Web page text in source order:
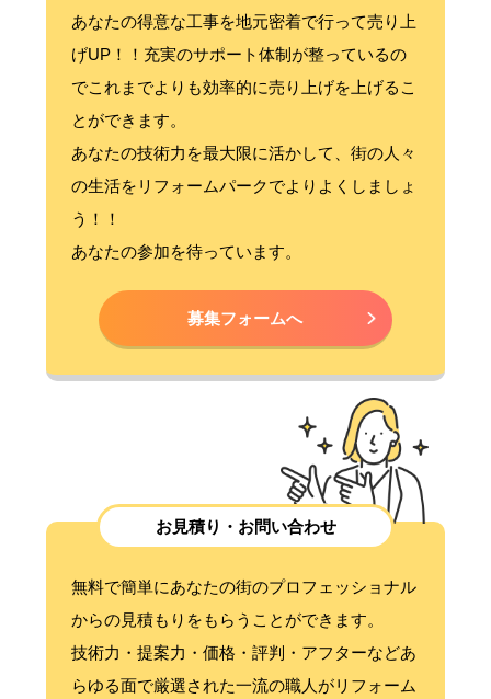
あなたの得意な工事を地元密着で行って売り上
げUP！！充実のサポート体制が整っているの
でこれまでよりも効率的に売り上げを上げるこ
とができます。
あなたの技術力を最大限に活かして、街の人々
の生活をリフォームパークでよりよくしましょ
う！！
あなたの参加を待っています。
募集フォームへ
お見積り・お問い合わせ
無料で簡単にあなたの街のプロフェッショナル
からの見積もりをもらうことができます。
技術力・提案力・価格・評判・アフターなどあ
らゆる面で厳選された一流の職人がリフォーム